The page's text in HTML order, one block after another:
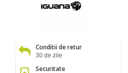
Conditii de retur
30 de zile
Securitate